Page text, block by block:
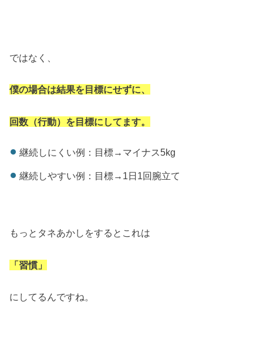
ではなく、
僕の場合は結果を目標にせずに、
回数（行動）を目標にしてます。
継続しにくい例：目標→マイナス5kg
継続しやすい例：目標→1日1回腕立て
もっとタネあかしをするとこれは
「習慣」
にしてるんですね。